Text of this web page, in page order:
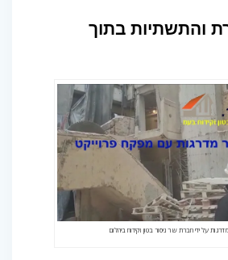
והתשתיות בתוך
מדרגות על ידי חברת ש ר ניסור בטון וקידוח ביהלום